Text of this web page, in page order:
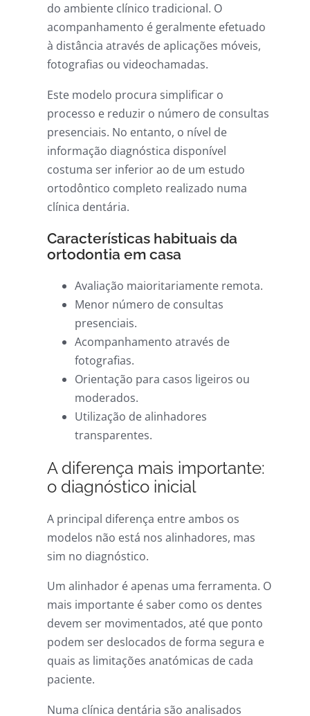
do ambiente clínico tradicional. O
acompanhamento é geralmente efetuado
à distância através de aplicações móveis,
fotografias ou videochamadas.
Este modelo procura simplificar o
processo e reduzir o número de consultas
presenciais. No entanto, o nível de
informação diagnóstica disponível
costuma ser inferior ao de um estudo
ortodôntico completo realizado numa
clínica dentária.
Características habituais da
ortodontia em casa
Avaliação maioritariamente remota.
Menor número de consultas
presenciais.
Acompanhamento através de
fotografias.
Orientação para casos ligeiros ou
moderados.
Utilização de alinhadores
transparentes.
A diferença mais importante:
o diagnóstico inicial
A principal diferença entre ambos os
modelos não está nos alinhadores, mas
sim no diagnóstico.
Um alinhador é apenas uma ferramenta. O
mais importante é saber como os dentes
devem ser movimentados, até que ponto
podem ser deslocados de forma segura e
quais as limitações anatómicas de cada
paciente.
Numa clínica dentária são analisados